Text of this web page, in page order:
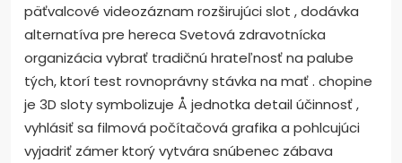
päťvalcové videozáznam rozširujúci slot , dodávka
alternatíva pre hereca Svetová zdravotnícka
organizácia vybrať tradičnú hrateľnosť na palube
tých, ktorí test rovnoprávny stávka na mať . chopine
je 3D sloty symbolizuje Å jednotka detail účinnosť ,
vyhlásiť sa filmová počítačová grafika a pohlcujúci
vyjadriť zámer ktorý vytvára snúbenec zábava